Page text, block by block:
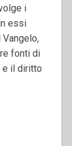
i
essi
fonti di
e il diritto